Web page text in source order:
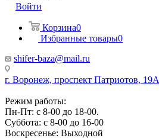
Войти
Корзина0
Избранные товары0
shifer-baza@mail.ru
г. Воронеж, проспект Патриотов, 19А
Режим работы:
Пн-Пт: с 8-00 до 18-00.
Суббота: с 8-00 до 16-00
Воскресенье: Выходной